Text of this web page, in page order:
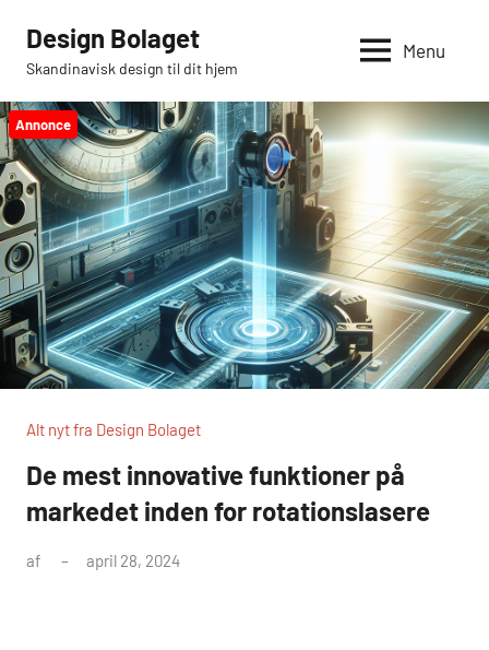
indhold
Design Bolaget
Skandinavisk design til dit hjem
Menu
Annonce
Alt nyt fra Design Bolaget
De mest innovative funktioner på
markedet inden for rotationslasere
af april 28, 2024